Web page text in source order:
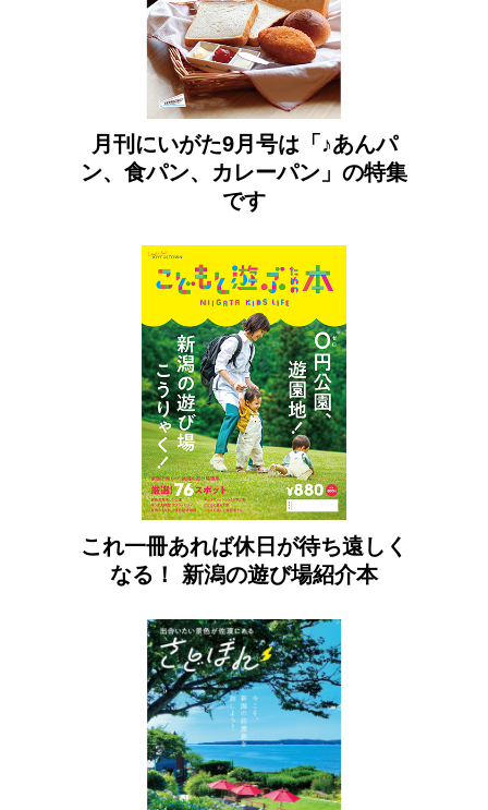
月刊にいがた9月号は「♪あんパ
ン、食パン、カレーパン」の特集
です
これ一冊あれば休日が待ち遠しく
なる！ 新潟の遊び場紹介本